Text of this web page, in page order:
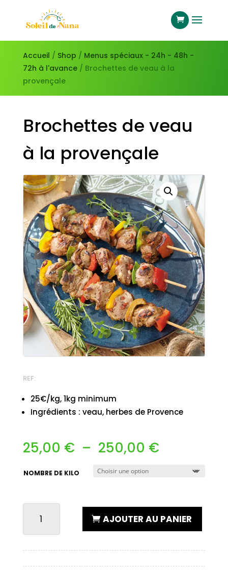
Accueil / Shop / Menus spéciaux - 24h - 48h -
72h à l'avance/ Brochettes de veau à la
provençale
Brochettes de veau
à la provençale
REF:
25€/kg, 1kg minimum
Ingrédients : veau, herbes de Provence
25,00 € – 250,00 €Plage
250,00 €
NOMBRE DE KILO
BROCHETTES
AJOUTER AU PANIER